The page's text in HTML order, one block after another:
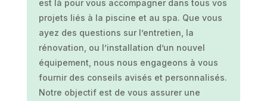
est là pour vous accompagner dans tous vos
projets liés à la piscine et au spa. Que vous
ayez des questions sur l’entretien, la
rénovation, ou l’installation d’un nouvel
équipement, nous nous engageons à vous
fournir des conseils avisés et personnalisés.
Notre objectif est de vous assurer une